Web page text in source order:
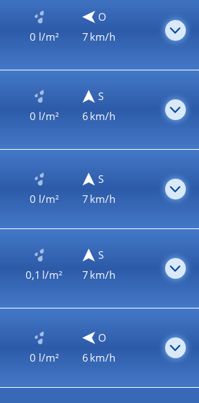
0 l/m²
O
7 km/h
0 l/m²
S
6 km/h
0 l/m²
S
7 km/h
0,1 l/m²
S
7 km/h
0 l/m²
O
6 km/h